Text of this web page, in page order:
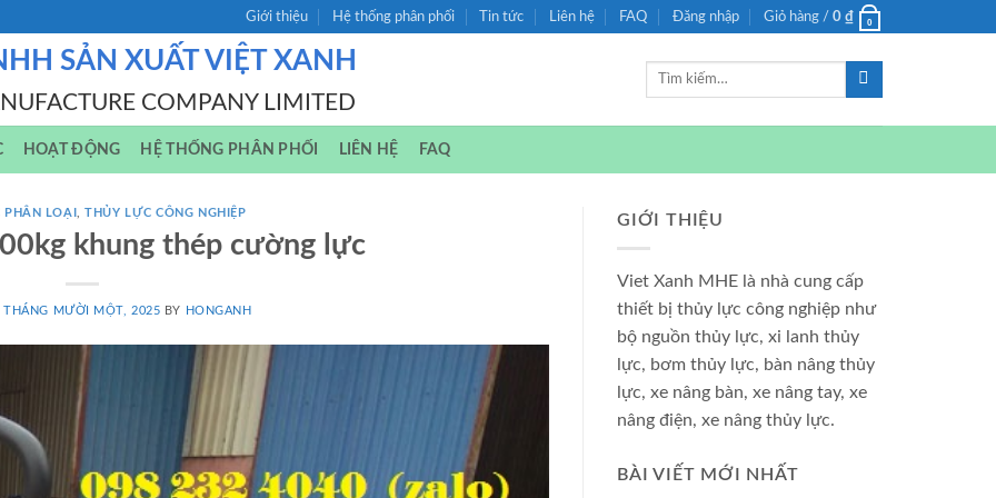
Giới thiệu Hệ thống phân phối Tin tức Liên hệ FAQ Đăng nhập Giỏ hàng / 0 ₫ 0
SẢN XUẤT VIỆT XANH
COMPANY LIMITED
Tìm
HOẠT ĐỘNG HỆ THỐNG PHÂN PHỐI LIÊN HỆ FAQ
LOẠI ,THỦY LỰC CÔNG NGHIỆP
khung thép cường lực
THÁNG MƯỜI MỘT, 2025 BY HONGANH
GIỚI THIỆU
Viet Xanh MHE là nhà cung cấp
thiết bị thủy lực công nghiệp như
bộ nguồn thủy lực, xi lanh thủy
lực, bơm thủy lực, bàn nâng thủy
lực, xe nâng bàn, xe nâng tay, xe
nâng điện, xe nâng thủy lực.
BÀI VIẾT MỚI NHẤT